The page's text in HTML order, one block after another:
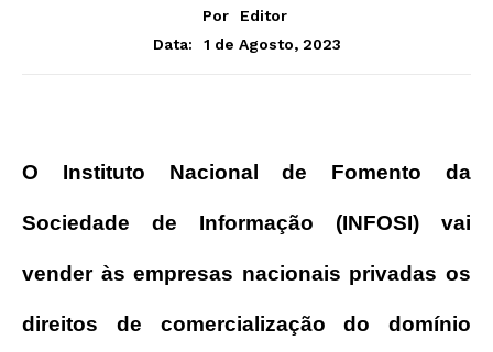
Por
Editor
Data:
1 de Agosto, 2023
O Instituto Nacional de Fomento da
Sociedade de Informação (INFOSI) vai
vender às empresas nacionais privadas os
direitos de comercialização do domínio